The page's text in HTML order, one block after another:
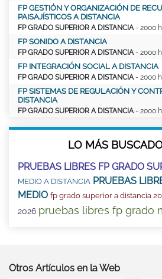
FP GESTIÓN Y ORGANIZACIÓN DE
PAISAJÍSTICOS A DISTANCIA
FP GRADO SUPERIOR A DISTANCIA- 2000
FP SONIDO A DISTANCIA
FP GRADO SUPERIOR A DISTANCIA- 2000
FP INTEGRACIÓN SOCIAL A DISTANCIA
FP GRADO SUPERIOR A DISTANCIA- 2000
FP SISTEMAS DE REGULACIÓN Y
DISTANCIA
FP GRADO SUPERIOR A DISTANCIA- 2000
LO MÁS
PRUEBAS LIBRES FP GRADO
MEDIO A DISTANCIA PRUEBAS
MEDIO fp grado superior a distancia
2026 pruebas libres fp grado
Otros Artículos en la Web